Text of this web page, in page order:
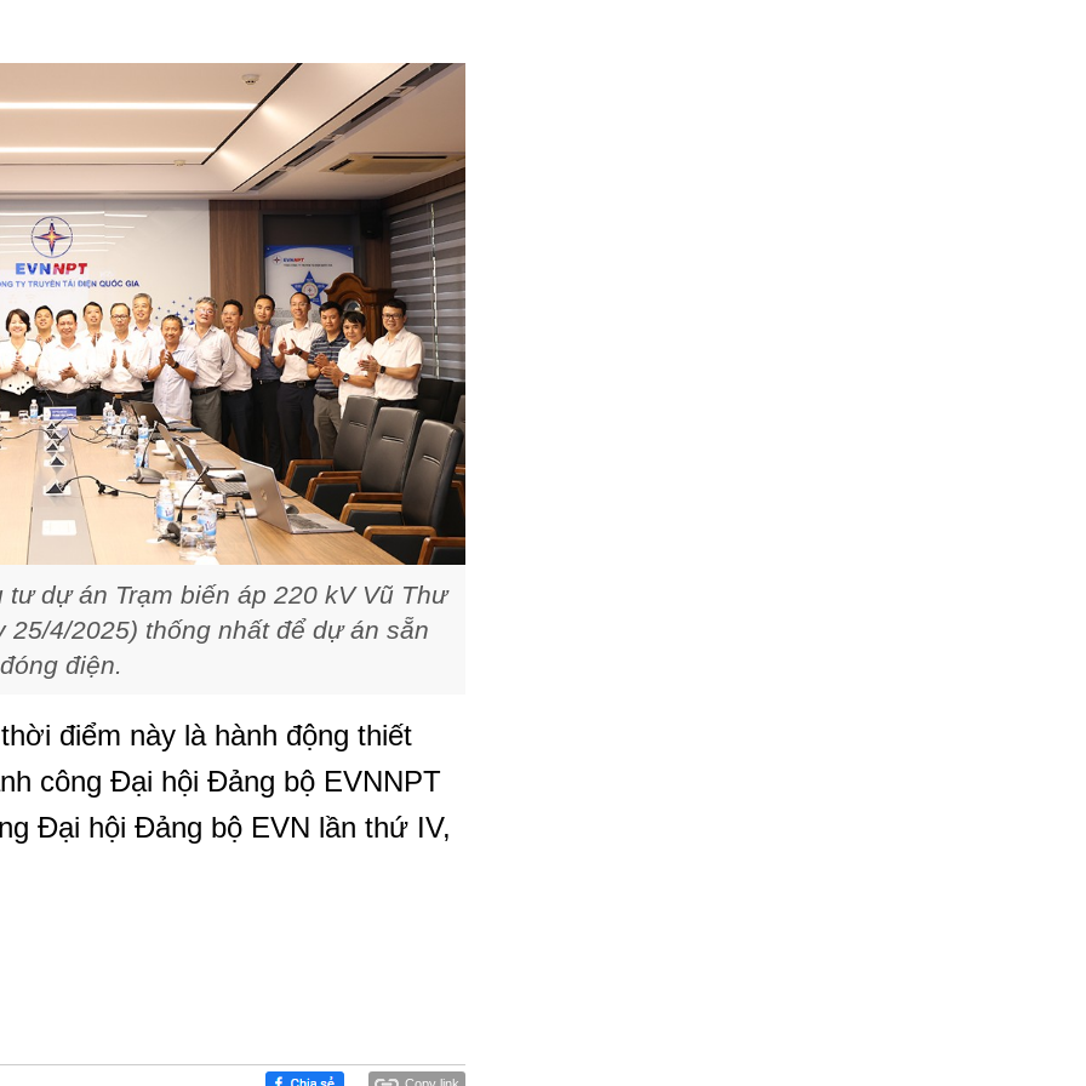
dự án Trạm biến áp 220 kV Vũ Thư
4/2025) thống nhất để dự án sẵn
điện.
điểm này là hành động thiết
công Đại hội Đảng bộ EVNNPT
Đại hội Đảng bộ EVN lần thứ IV,